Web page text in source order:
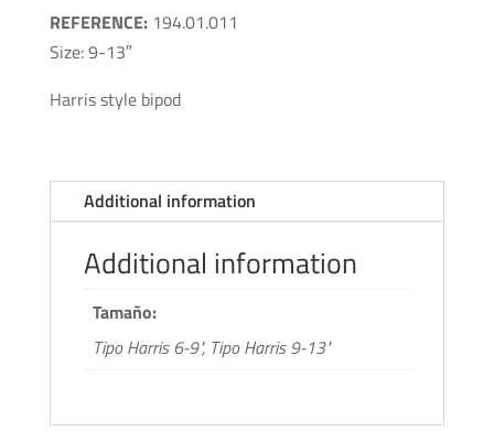
REFERENCE: 194.01.011
Size: 9-13″
Harris style bipod
Additional information
Additional information
Tamaño:
Tipo Harris 6-9", Tipo Harris 9-13"